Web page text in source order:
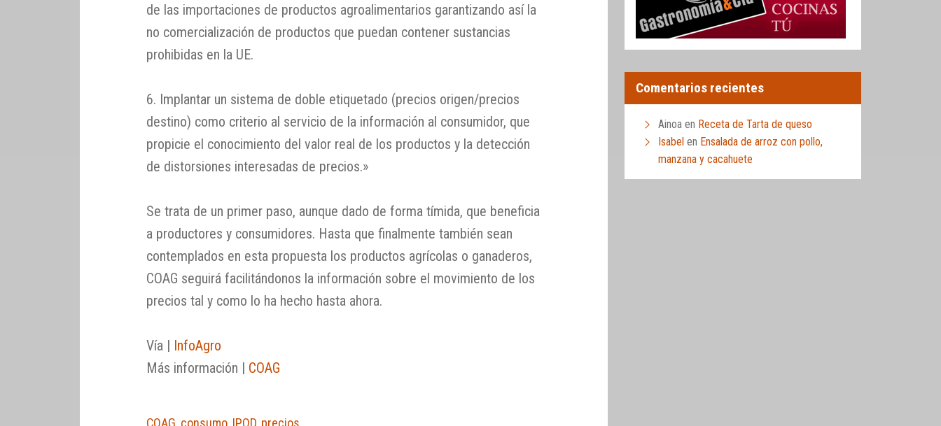
de las importaciones de productos agroalimentarios garantizando así la
no comercialización de productos que puedan contener sustancias
prohibidas en la UE.
6. Implantar un sistema de doble etiquetado (precios origen/precios
destino) como criterio al servicio de la información al consumidor, que
propicie el conocimiento del valor real de los productos y la detección
de distorsiones interesadas de precios.»
Se trata de un primer paso, aunque dado de forma tímida, que beneficia
a productores y consumidores. Hasta que finalmente también sean
contemplados en esta propuesta los productos agrícolas o ganaderos,
COAG seguirá facilitándonos la información sobre el movimiento de los
precios tal y como lo ha hecho hasta ahora.
Vía | InfoAgro
Más información | COAG
COAG consumo IPOD precios
Comentarios recientes
Ainoa en Receta de Tarta de queso
Isabel en Ensalada de arroz con pollo,
manzana y cacahuete